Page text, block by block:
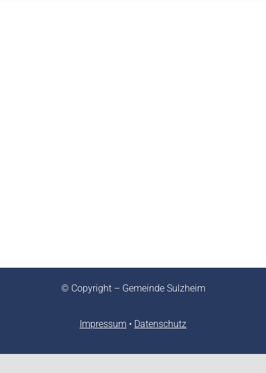
© Copyright – Gemeinde Sulzheim
Impressum • Datenschutz